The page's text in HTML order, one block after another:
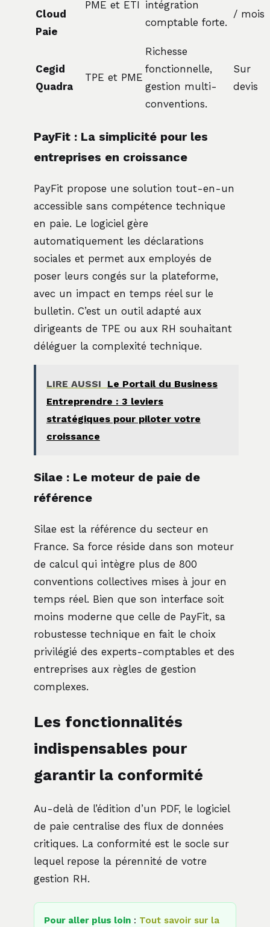
Cloud
Paie
PME et ETI intégration
comptable forte.
/ mois
Cegid
Quadra
TPE et PME
Richesse
fonctionnelle,
gestion multi-
conventions.
Sur
devis
PayFit : La simplicité pour les
entreprises en croissance
PayFit propose une solution tout-en-un
accessible sans compétence technique
en paie. Le logiciel gère
automatiquement les déclarations
sociales et permet aux employés de
poser leurs congés sur la plateforme,
avec un impact en temps réel sur le
bulletin. C’est un outil adapté aux
dirigeants de TPE ou aux RH souhaitant
déléguer la complexité technique.
LIRE AUSSI
Le Portail du Business
Entreprendre : 3 leviers
stratégiques pour piloter votre
croissance
Silae : Le moteur de paie de
référence
Silae est la référence du secteur en
France. Sa force réside dans son moteur
de calcul qui intègre plus de 800
conventions collectives mises à jour en
temps réel. Bien que son interface soit
moins moderne que celle de PayFit, sa
robustesse technique en fait le choix
privilégié des experts-comptables et des
entreprises aux règles de gestion
complexes.
Les fonctionnalités
indispensables pour
garantir la conformité
Au-delà de l’édition d’un PDF, le logiciel
de paie centralise des flux de données
critiques. La conformité est le socle sur
lequel repose la pérennité de votre
gestion RH.
Pour aller plus loin : Tout savoir sur la